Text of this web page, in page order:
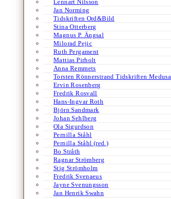
Lennart Nilsson
Jan Norming
Tidskriften Ord&Bild
Stina Otterberg
Magnus P. Ängsal
Milorad Pejic
Ruth Pergament
Mattias Pirholt
Anna Remmets
Torsten Rönnerstrand Tidskriften Medusa
Ervin Rosenberg
Fredrik Rosvall
Hans-Ingvar Roth
Björn Sandmark
Johan Sehlberg
Ola Sigurdson
Pernilla Ståhl
Pernilla Ståhl (red.)
Bo Stråth
Ragnar Strömberg
Stig Strömholm
Fredrik Svenaeus
Jayne Svenungsson
Jan Henrik Swahn